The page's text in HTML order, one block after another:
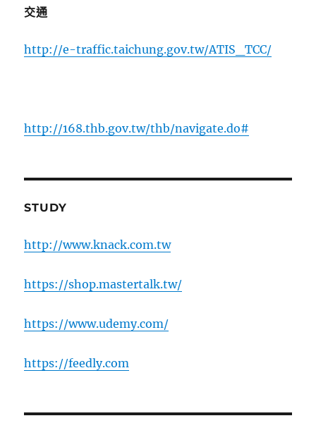
交通
http://e-traffic.taichung.gov.tw/ATIS_TCC/
http://168.thb.gov.tw/thb/navigate.do#
STUDY
http://www.knack.com.tw
https://shop.mastertalk.tw/
https://www.udemy.com/
https://feedly.com